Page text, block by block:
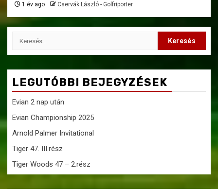
1 év ago Cservák László - Golfriporter
Keresés:
LEGUTÓBBI BEJEGYZÉSEK
Evian 2 nap után
Evian Championship 2025
Arnold Palmer Invitational
Tiger 47. III.rész
Tiger Woods 47 – 2.rész